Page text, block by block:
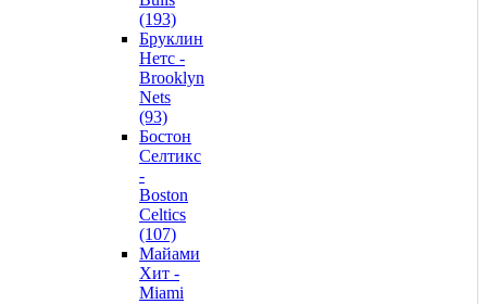
(193)
Бруклин
Нетс -
Brooklyn
Nets
(93)
Бостон
Селтикс
-
Boston
Celtics
(107)
Майами
Хит -
Miami